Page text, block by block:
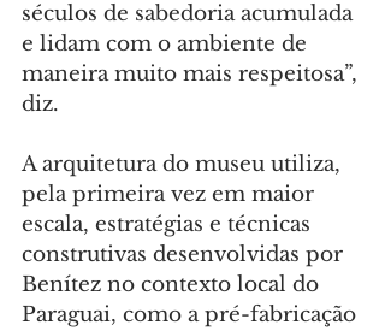
séculos de sabedoria acumulada
e lidam com o ambiente de
maneira muito mais respeitosa”,
diz.
A arquitetura do museu utiliza,
pela primeira vez em maior
escala, estratégias e técnicas
construtivas desenvolvidas por
Benítez no contexto local do
Paraguai, como a pré-fabricação